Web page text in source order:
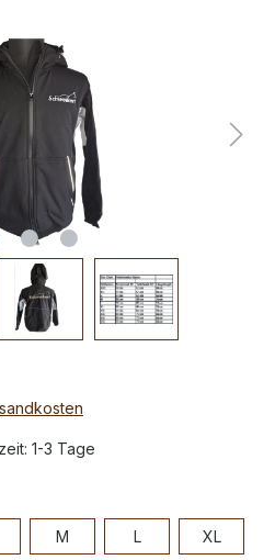
1-3 Tage
M L XL